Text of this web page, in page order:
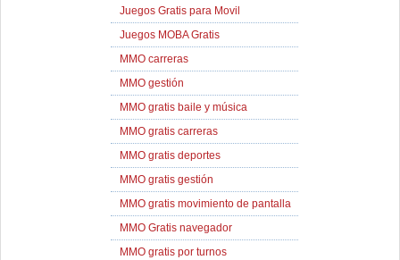
Juegos Gratis para Movil
Juegos MOBA Gratis
MMO carreras
MMO gestión
MMO gratis baile y música
MMO gratis carreras
MMO gratis deportes
MMO gratis gestión
MMO gratis movimiento de pantalla
MMO Gratis navegador
MMO gratis por turnos